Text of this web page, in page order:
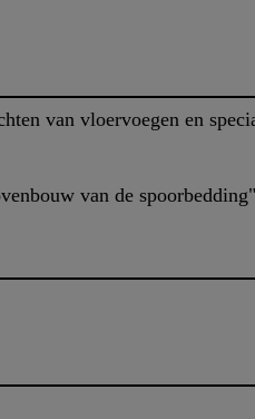
van vloervoegen en
van de